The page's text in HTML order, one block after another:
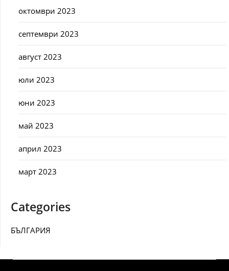
октомври 2023
септември 2023
август 2023
юли 2023
юни 2023
май 2023
април 2023
март 2023
Categories
БЪЛГАРИЯ